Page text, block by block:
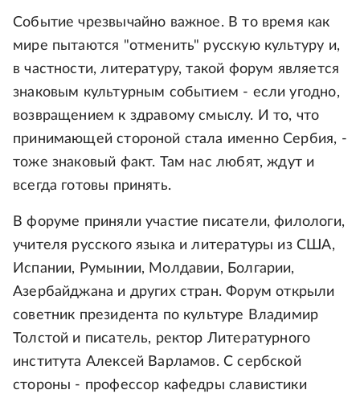
Событие чрезвычайно важное. В то время как
мире пытаются "отменить" русскую культуру и,
в частности, литературу, такой форум является
знаковым культурным событием - если угодно,
возвращением к здравому смыслу. И то, что
принимающей стороной стала именно Сербия, -
тоже знаковый факт. Там нас любят, ждут и
всегда готовы принять.
В форуме приняли участие писатели, филологи,
учителя русского языка и литературы из США,
Испании, Румынии, Молдавии, Болгарии,
Азербайджана и других стран. Форум открыли
советник президента по культуре Владимир
Толстой и писатель, ректор Литературного
института Алексей Варламов. С сербской
стороны - профессор кафедры славистики